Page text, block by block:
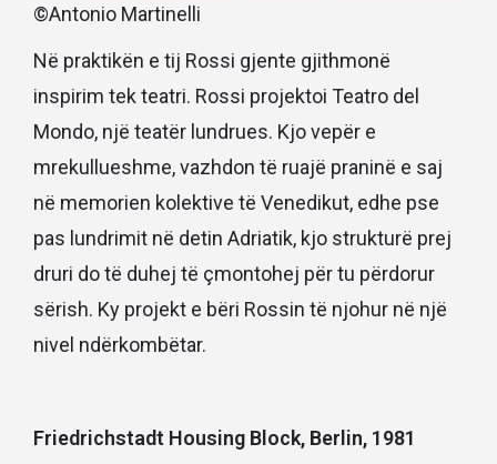
©Antonio Martinelli
Në praktikën e tij Rossi gjente gjithmonë
inspirim tek teatri. Rossi projektoi Teatro del
Mondo, një teatër lundrues. Kjo vepër e
mrekullueshme, vazhdon të ruajë praninë e saj
në memorien kolektive të Venedikut, edhe pse
pas lundrimit në detin Adriatik, kjo strukturë prej
druri do të duhej të çmontohej për tu përdorur
sërish. Ky projekt e bëri Rossin të njohur në një
nivel ndërkombëtar.
Friedrichstadt Housing Block, Berlin, 1981